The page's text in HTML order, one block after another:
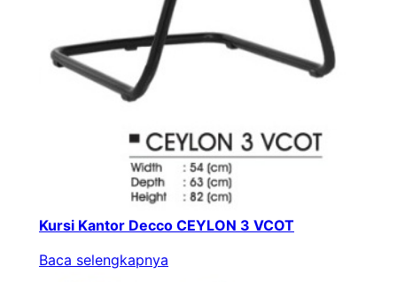
Kursi Kantor Decco CEYLON 3 VCOT
Baca selengkapnya